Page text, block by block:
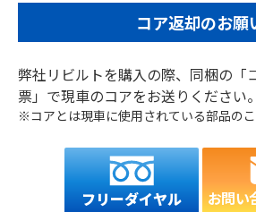
コア返却のお願
弊社リビルトを購入の際、同梱の「
票」で現車のコアをお送りください。
※コアとは現車に使用されている部品のこ
フリーダイヤル お問い